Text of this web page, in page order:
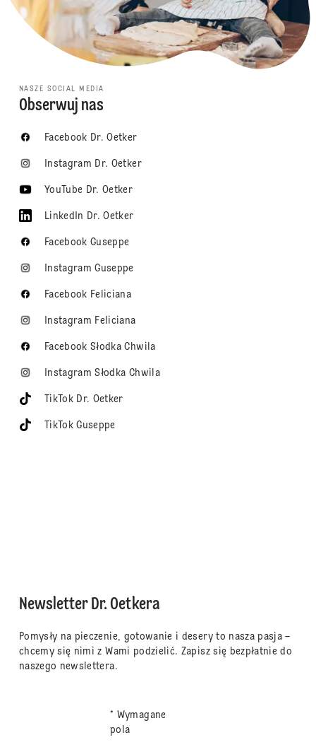
NASZE SOCIAL MEDIA
Obserwuj nas
Facebook Dr. Oetker
Instagram Dr. Oetker
YouTube Dr. Oetker
LinkedIn Dr. Oetker
Facebook Guseppe
Instagram Guseppe
Facebook Feliciana
Instagram Feliciana
Facebook Słodka Chwila
Instagram Słodka Chwila
TikTok Dr. Oetker
TikTok Guseppe
Newsletter Dr. Oetkera
Pomysły na pieczenie, gotowanie i desery to nasza pasja –
chcemy się nimi z Wami podzielić. Zapisz się bezpłatnie do
naszego newslettera.
* Wymagane
pola